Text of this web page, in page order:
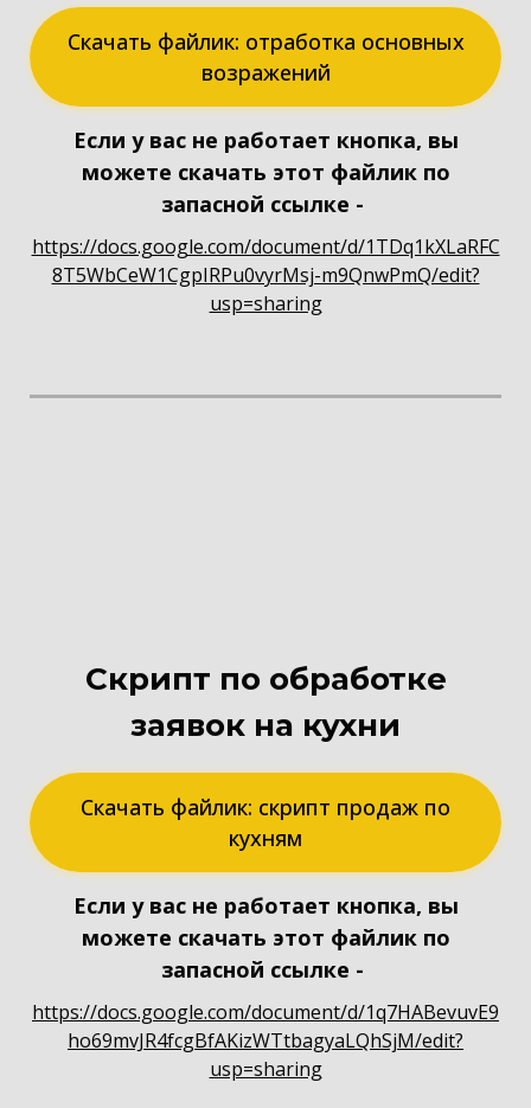
Скачать файлик: отработка основных
возражений
Если у вас не работает кнопка, вы
можете скачать этот файлик по
запасной ссылке -
https://docs.google.com/document/d/1TDq1kXLaRFC
8T5WbCeW1CgpIRPu0vyrMsj-m9QnwPmQ/edit?
usp=sharing
Скрипт по обработке
заявок на кухни
Скачать файлик: скрипт продаж по
кухням
Если у вас не работает кнопка, вы
можете скачать этот файлик по
запасной ссылке -
https://docs.google.com/document/d/1q7HABevuvE9
ho69mvJR4fcgBfAKizWTtbagyaLQhSjM/edit?
usp=sharing